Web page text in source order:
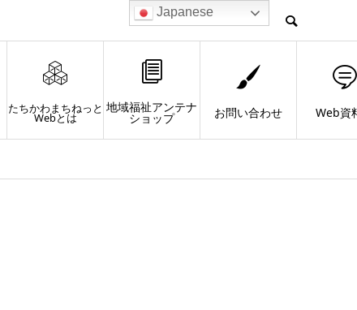
たちかわまちねっと
Webとは
地域福祉アンテナ
ショップ お問い合わせ Web資
Japanese